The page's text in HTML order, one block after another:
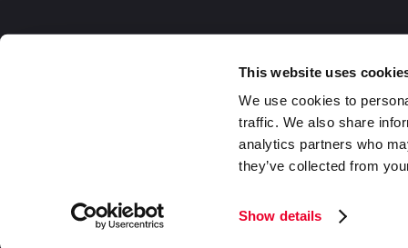
This website uses
We use cookies to
traffic. We also share
analytics partners who
they’ve collected from
Show details
2026 DaklaPack Group. Alle Rechte